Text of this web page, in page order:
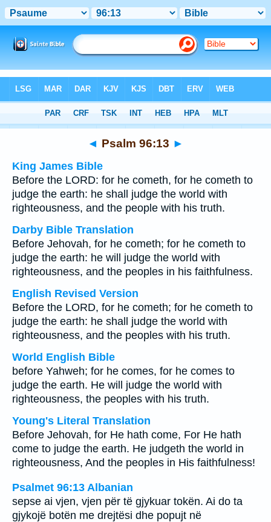
> Psalm 96:13
◄ Psalm 96:13 ►
King James Bible
Before the LORD: for he cometh, for he cometh to
judge the earth: he shall judge the world with
righteousness, and the people with his truth.
Darby Bible Translation
Before Jehovah, for he cometh; for he cometh to
judge the earth: he will judge the world with
righteousness, and the peoples in his faithfulness.
English Revised Version
Before the LORD, for he cometh; for he cometh to
judge the earth: he shall judge the world with
righteousness, and the peoples with his truth.
World English Bible
before Yahweh; for he comes, for he comes to
judge the earth. He will judge the world with
righteousness, the peoples with his truth.
Young's Literal Translation
Before Jehovah, for He hath come, For He hath
come to judge the earth. He judgeth the world in
righteousness, And the peoples in His faithfulness!
Psalmet 96:13 Albanian
sepse ai vjen, vjen për të gjykuar tokën. Ai do ta
gjykojë botën me drejtësi dhe popujt në